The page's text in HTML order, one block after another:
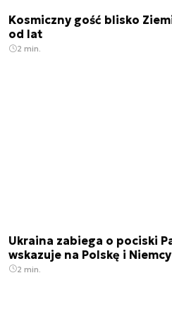
Kosmiczny gość blisko
od lat
2 min.
Ukraina zabiega o pociski
wskazuje na Polskę i Niemcy
2 min.